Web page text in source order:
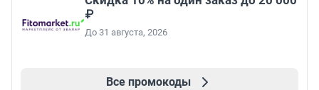
₽
До 31 августа, 2026
Все промокоды